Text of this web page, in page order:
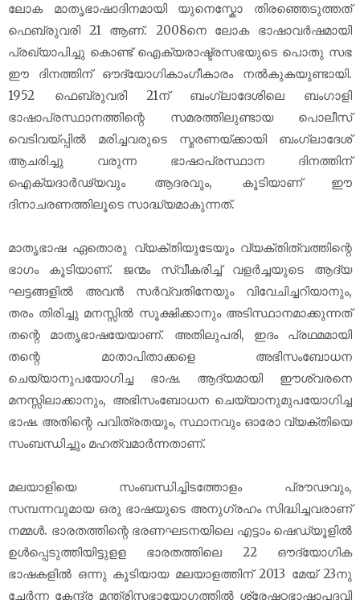
ലോക മാതൃഭാഷാദിനമായി യുനെസ്കോ തിരഞ്ഞെടുത്തത്
ഫെബ്രുവരി 21 ആണ്. 2008നെ ലോക ഭാഷാവർഷമായി
പ്രഖ്യാപിച്ചു കൊണ്ട് ഐക്യരാഷ്ട്രസഭയുടെ പൊതു സഭ
ഈ ദിനത്തിന് ഔദ്യോഗികാംഗീകാരം നൽകുകയുണ്ടായി.
1952 ഫെബ്രുവരി 21ന് ബംഗ്ലാദേശിലെ ബംഗാളി
ഭാഷാപ്രസ്ഥാനത്തിന്റെ സമരത്തിലുണ്ടായ പൊലീസ്
വെടിവയ്പ്പിൽ മരിച്ചവരുടെ സ്മരണയ്ക്കായി ബംഗ്ലാദേശ്
ആചരിച്ചു വരുന്ന ഭാഷാപ്രസ്ഥാന ദിനത്തിന്
ഐക്യദാർഢ്യവും ആദരവും, കൂടിയാണ് ഈ
ദിനാചരണത്തിലൂടെ സാദ്ധ്യമാകുന്നത്.
മാതൃഭാഷ ഏതൊരു വ്യക്തിയുടേയും വ്യക്തിത്വത്തിന്റെ
ഭാഗം കൂടിയാണ്. ജന്മം സ്വീകരിച്ച് വളർച്ചയുടെ ആദ്യ
ഘട്ടങ്ങളിൽ അവൻ സർവ്വതിനേയും വിവേചിച്ചറിയാനും,
തരം തിരിച്ചു മനസ്സിൽ സൂക്ഷിക്കാനും അടിസ്ഥാനമാക്കുന്നത്
തന്റെ മാതൃഭാഷയേയാണ്. അതിലുപരി, ഇദം പ്രഥമമായി
തന്റെ മാതാപിതാക്കളെ അഭിസംബോധന
ചെയ്യാനുപയോഗിച്ച ഭാഷ. ആദ്യമായി ഈശ്വരനെ
മനസ്സിലാക്കാനും, അഭിസംബോധന ചെയ്യാനുമുപയോഗിച്ച
ഭാഷ. അതിന്റെ പവിത്രതയും, സ്ഥാനവും ഓരോ വ്യക്തിയെ
സംബന്ധിച്ചും മഹത്വമാർന്നതാണ്.
മലയാളിയെ സംബന്ധിച്ചിടത്തോളം പ്രൗഢവും,
സമ്പന്നവുമായ ഒരു ഭാഷയുടെ അനുഗ്രഹം സിദ്ധിച്ചവരാണ്
നമ്മൾ. ഭാരതത്തിന്റെ ഭരണഘടനയിലെ എട്ടാം ഷെഡ്യൂളിൽ
ഉൾപ്പെടുത്തിയിട്ടുളള ഭാരതത്തിലെ 22 ഔദ്യോഗിക
ഭാഷകളിൽ ഒന്നു കൂടിയായ മലയാളത്തിന് 2013 മേയ് 23നു
ചേർന്ന കേന്ദ്ര മന്ത്രിസഭായോഗത്തിൽ ശ്രേഷഠഭാഷാപദവി